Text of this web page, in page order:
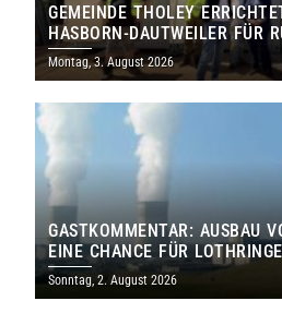
GEMEINDE THOLEY
HASBORN-DAUTWEILER FÜR
MILLIONEN EURO
Montag, 3. August 2026
GASTKOMMENTAR: AUSBAU
EINE CHANCE FÜR
SAARLAND
Sonntag, 2. August 2026